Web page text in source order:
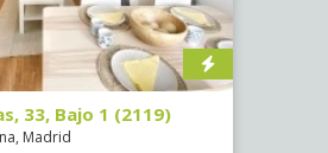
33, Bajo 1 (2119)
Madrid